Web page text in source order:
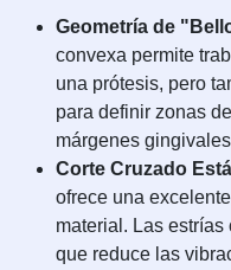
Geometría de
convexa permite
una prótesis, pero
para definir zonas
márgenes
Corte Cruzado
ofrece una
material. Las
que reduce las